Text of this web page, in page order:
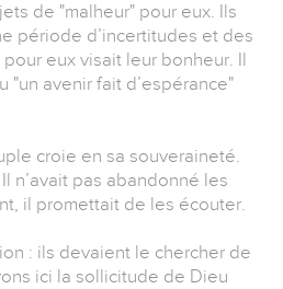
de "malheur" pour eux. Ils
période d’incertitudes et des
eux visait leur bonheur. Il
"un avenir fait d’espérance"
croie en sa souveraineté.
n’avait pas abandonné les
il promettait de les écouter.
: ils devaient le chercher de
ici la sollicitude de Dieu